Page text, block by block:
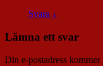
Svara ↓
Lämna ett svar
Din e-postadress kommer